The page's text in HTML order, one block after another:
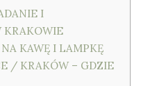
I
KRAKOWIE
KAWĘ I LAMPKĘ
/ KRAKÓW – GDZIE